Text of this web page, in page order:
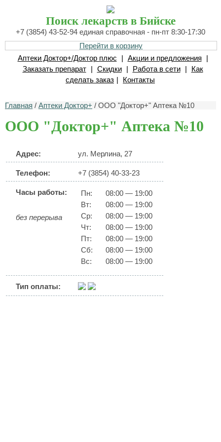
Поиск лекарств в Бийске
+7 (3854) 43-52-94 единая справочная - пн-пт 8:30-17:30
Перейти в корзину
Аптеки Доктор+/Доктор плюс
| Акции и предложения
|
Заказать препарат
| Скидки | Работа в сети |
Как
сделать заказ | Контакты
Главная / Аптеки Доктор+ / ООО "Доктор+" Аптека №10
ООО "Доктор+" Аптека №10
Адрес: ул. Мерлина, 27
Телефон: +7 (3854) 40-33-23
Часы работы:
без перерыва
Пн:
08:00 — 19:00
Вт:
08:00 — 19:00
Ср:
08:00 — 19:00
Чт:
08:00 — 19:00
Пт:
08:00 — 19:00
Сб:
08:00 — 19:00
Вс:
08:00 — 19:00
Тип оплаты: